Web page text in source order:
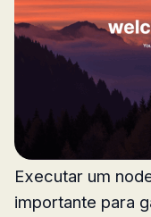
Executar um
importante para